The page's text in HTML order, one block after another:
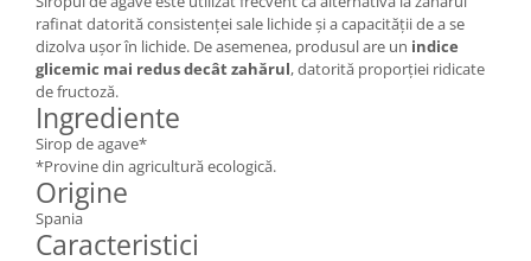
rafinat datorită consistenței sale lichide și a capacității de a se
dizolva ușor în lichide. De asemenea, produsul are un indice
glicemic mai redus decât zahărul, datorită proporției ridicate
de fructoză.
Ingrediente
Sirop de agave*
*Provine din agricultură ecologică.
Origine
Spania
Caracteristici